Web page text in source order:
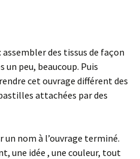
des tissus de façon
peu, beaucoup. Puis
cet ouvrage différent des
attachées par des
nom à l’ouvrage terminé.
une idée , une couleur, tout